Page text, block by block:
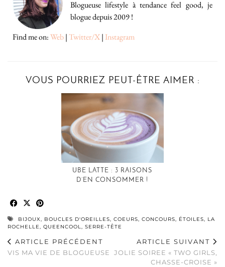
Blogueuse lifestyle à tendance feel good, je
blogue depuis 2009 !
Find me on:Web|Twitter/X| Instagram
VOUS POURRIEZ PEUT-ÊTRE AIMER :
UBE LATTE : 3 RAISONS
D’EN CONSOMMER !
BIJOUX, BOUCLES D'OREILLES, COEURS, CONCOURS, ÉTOILES, LA
ROCHELLE, QUEENCOOL, SERRE-TÊTE
ARTICLE PRÉCÉDENT
VIS MA VIE DE BLOGUEUSE
ARTICLE SUIVANT
JOLIE SOIREE « TWO GIRLS,
CHASSE-CROISE »